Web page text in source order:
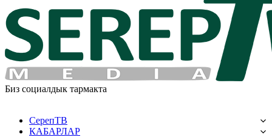
Биз социалдык тармакта
СерепТВ
КАБАРЛАР